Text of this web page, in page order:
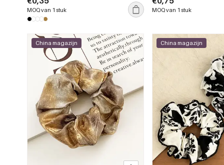
MOQ van 1 stuk MOQ van 1 stuk
China magazijn China magazijn